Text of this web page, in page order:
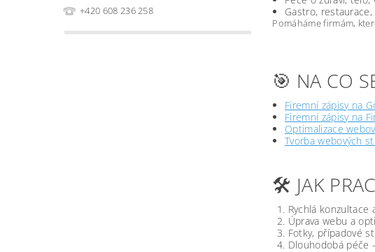
+420 608 236 258
Gastro, restaurace,
Pomáháme firmám,
🎯 NA CO
Firemní zápisy na
Firemní zápisy na
Optimalizace
Tvorba webových
🛠️ JAK
Rychlá konzultace
Úprava webu a
Fotky, případové
Dlouhodobá péče